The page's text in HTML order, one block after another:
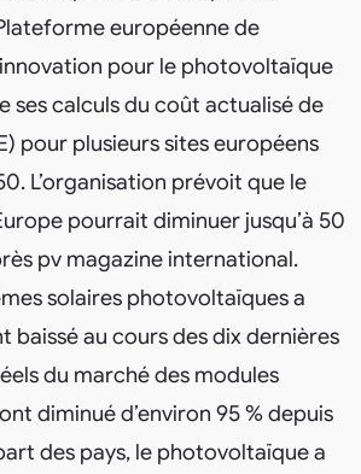
européenne de
pour le photovoltaïque
ses calculs du coût actualisé de
pour plusieurs sites européens
L’organisation prévoit que le
pourrait diminuer jusqu’à 50
pv magazine international.
solaires photovoltaïques a
baissé au cours des dix dernières
du marché des modules
diminué d’environ 95 % depuis
des pays, le photovoltaïque a